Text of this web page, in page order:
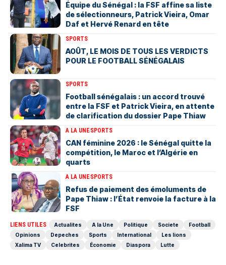
Équipe du Sénégal : la FSF affine sa liste
de sélectionneurs, Patrick Vieira, Omar
Daf et Hervé Renard en tête
SPORTS
AOÛT, LE MOIS DE TOUS LES VERDICTS
POUR LE FOOTBALL SÉNÉGALAIS
SPORTS
Football sénégalais : un accord trouvé
entre la FSF et Patrick Vieira, en attente
de clarification du dossier Pape Thiaw
A LA UNESPORTS
‎CAN féminine 2026 : le Sénégal quitte la
compétition, le Maroc et l’Algérie en
quarts
A LA UNESPORTS
Refus de paiement des émoluments de
Pape Thiaw : l’État renvoie la facture à la
FSF
LIENS UTILES Actualites A la Une Politique Societe
Football
Opinions
Depeches Sports International
Les lions
Xalima TV
Celebrites Économie Diaspora Lutte